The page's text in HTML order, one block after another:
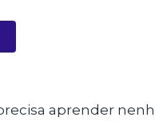
aprender